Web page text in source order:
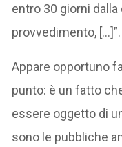
entro 30 giorni
provvedimento, […]”.
Appare opportuno
punto: è un fatto
essere oggetto di
sono le pubbliche